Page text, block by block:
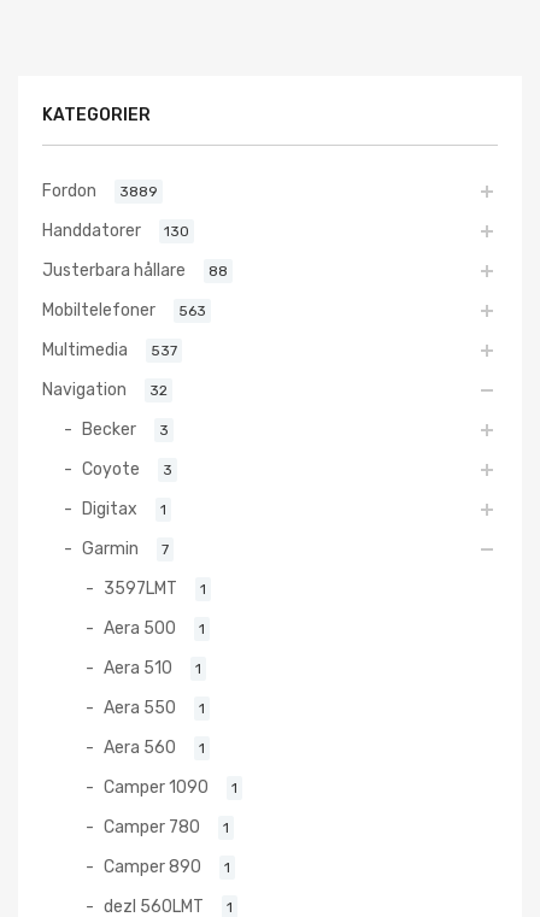
KATEGORIER
Fordon 3889
Handdatorer 130
Justerbara hållare 88
Mobiltelefoner 563
Multimedia 537
Navigation 32
Becker 3
Coyote 3
Digitax 1
Garmin 7
3597LMT 1
Aera 500 1
Aera 510 1
Aera 550 1
Aera 560 1
Camper 1090 1
Camper 780 1
Camper 890 1
dezl 560LMT 1